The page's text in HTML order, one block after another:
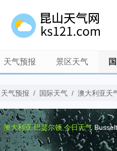
天气预报 景区天气
天气预报 / 国际天气 / 澳大利亚天
澳大利亚 巴瑟尔顿 今日天气